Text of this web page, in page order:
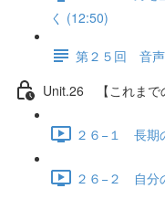
く (12:50)
第２５回 音声
Unit.26 【これまで
２６−１ 長期
２６−２ 自分